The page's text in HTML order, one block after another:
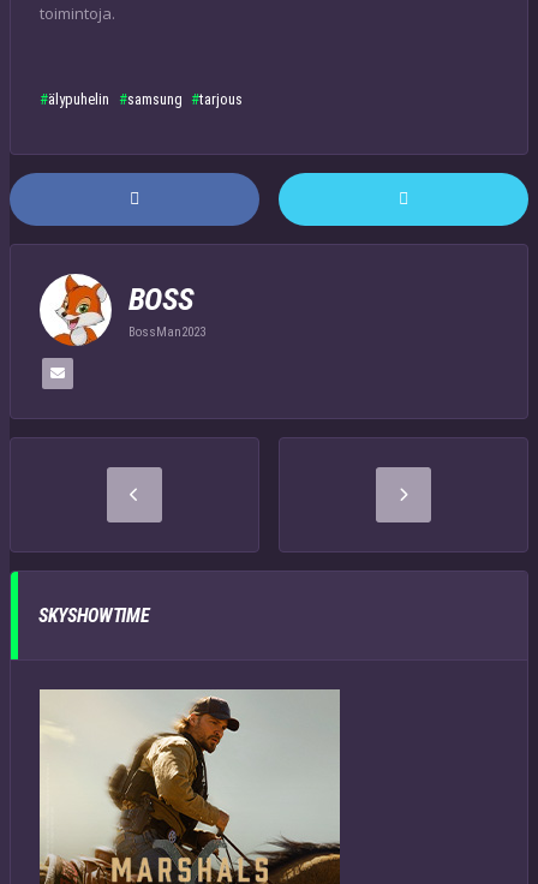
toimintoja.
älypuhelin samsung tarjous
BOSS
BossMan2023
SKYSHOWTIME